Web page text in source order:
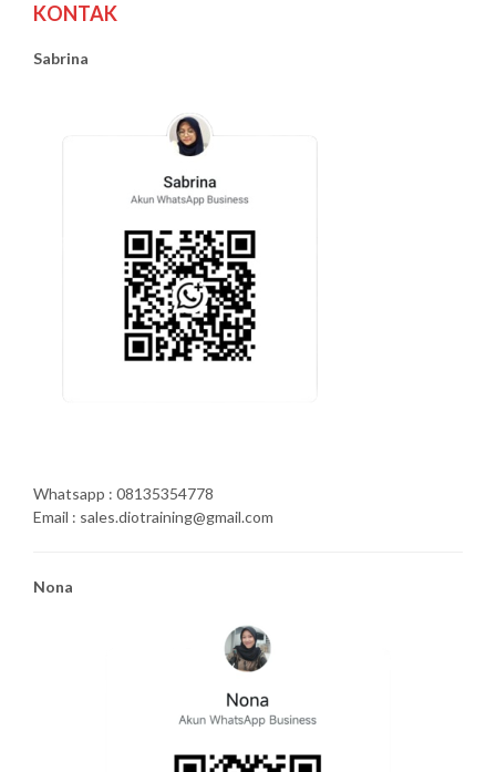
KONTAK
Sabrina
Whatsapp : 08135354778
Email : sales.diotraining@gmail.com
Nona